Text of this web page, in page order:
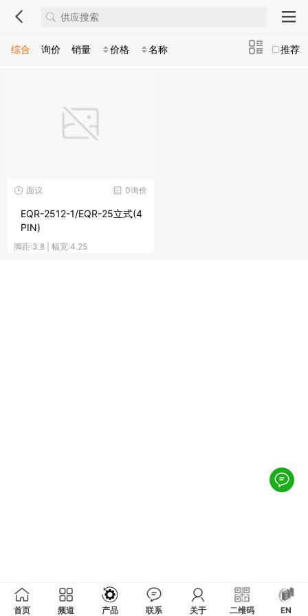
推荐
综合 询价 销量 价格 名称
0询价
面议
EQR-2512-1/EQR-25立式(4
PIN)
脚距:3.8 | 幅宽:4.25
首页 频道 产品 联系 关于 二维码 EN